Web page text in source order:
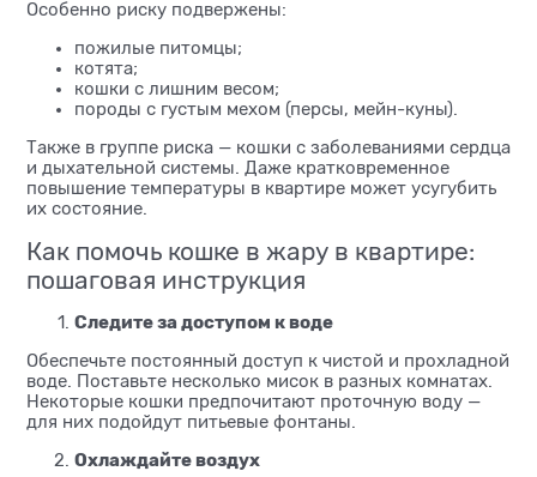
Особенно риску подвержены:
пожилые питомцы;
котята;
кошки с лишним весом;
породы с густым мехом (персы, мейн-куны).
Также в группе риска — кошки с заболеваниями сердца
и дыхательной системы. Даже кратковременное
повышение температуры в квартире может усугубить
их состояние.
Как помочь кошке в жару в квартире:
пошаговая инструкция
Следите за доступом к воде
Обеспечьте постоянный доступ к чистой и прохладной
воде. Поставьте несколько мисок в разных комнатах.
Некоторые кошки предпочитают проточную воду —
для них подойдут питьевые фонтаны.
Охлаждайте воздух